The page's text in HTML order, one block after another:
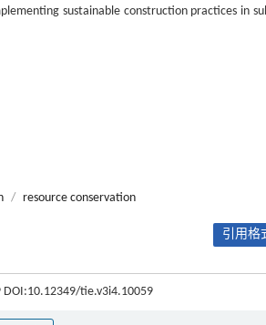
sustainable construction practices in
/ resource conservation
引用格
DOI:10.12349/tie.v3i4.10059